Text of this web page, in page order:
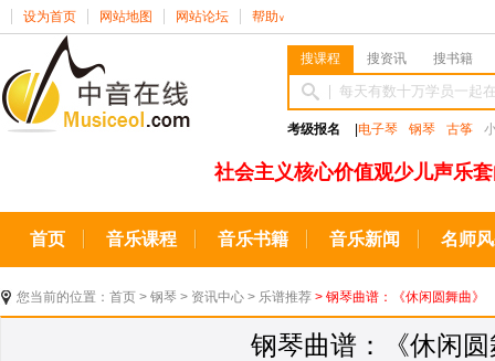
设为首页 网站地图 网站论坛 帮助 ∨
搜课程 搜资讯 搜书籍
考级报名 电子琴 钢琴 古筝
社会主义核心价值观少儿声乐
首页 音乐课程 音乐书籍 音乐新闻 名师
您当前的位置： 首页 > 钢琴 > 资讯中心 > 乐谱推荐 > 钢琴曲谱：《休闲圆舞曲》
钢琴曲谱：《休闲